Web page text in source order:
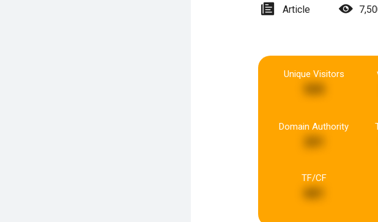
Article
Unique Visitors
Domain Authority
TF/CF
681